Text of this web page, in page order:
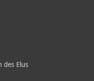
des Elus